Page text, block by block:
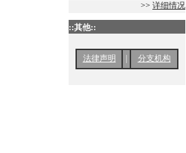
>> 详细情况
::其他::
法律声明 分支机构